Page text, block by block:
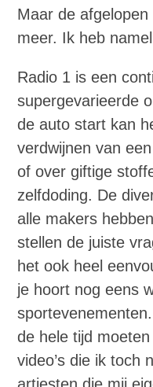
Maar de
meer. Ik heb
Radio 1 is een
supergevarieerde
de auto start kan
verdwijnen van
of over giftige
zelfdoding. De
alle makers
stellen de juiste
het ook heel
je hoort nog eens
de hele tijd
video’s die ik toch